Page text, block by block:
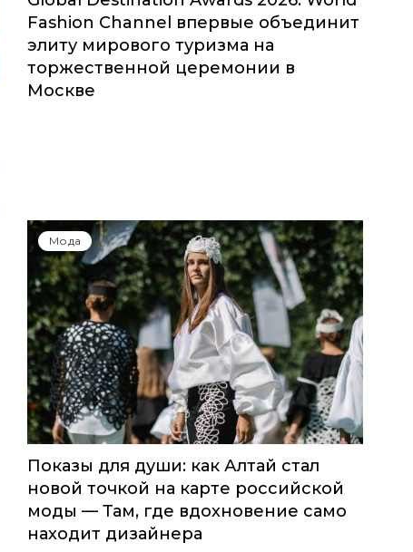
Fashion Channel впервые объединит
элиту мирового туризма на
торжественной церемонии в
Москве
Мода
Показы для души: как Алтай стал
новой точкой на карте российской
моды — Там, где вдохновение само
находит дизайнера